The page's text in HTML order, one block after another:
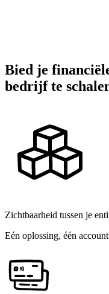
Bied je
bedrijf te
Zichtbaarheid tussen je
Eén oplossing, één